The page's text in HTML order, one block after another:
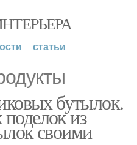
статьи
бутылок.
из
своими